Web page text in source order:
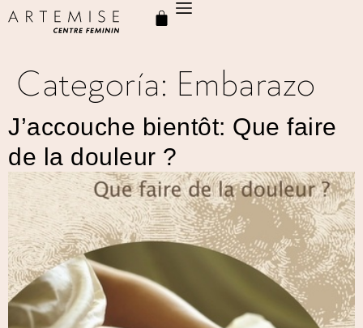
Categoría: Embarazo
J’accouche bientôt: Que faire
de la douleur ?